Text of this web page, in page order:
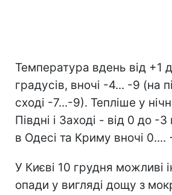
Температура вдень від +1
градусів, вночі -4... -9 (на
сході -7...-9). Тепліше у
Півдні і Заході - від 0 до -3
в Одесі та Криму вночі 0....
У Києві 10 грудня можливі
опади у вигляді дощу з